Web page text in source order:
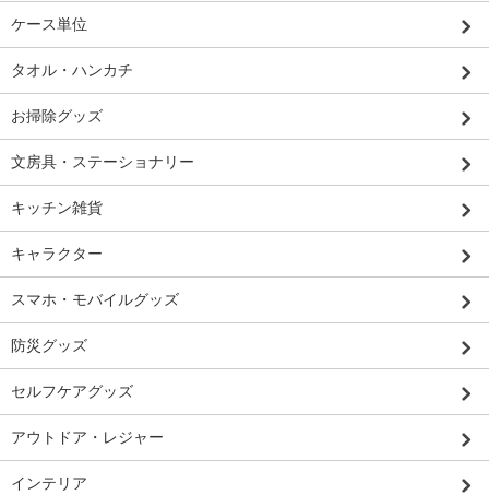
ケース単位
タオル・ハンカチ
お掃除グッズ
文房具・ステーショナリー
キッチン雑貨
キャラクター
スマホ・モバイルグッズ
防災グッズ
セルフケアグッズ
アウトドア・レジャー
インテリア